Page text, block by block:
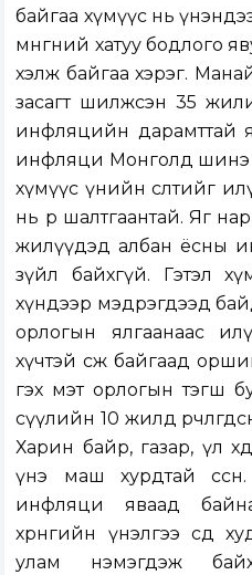
байгаа хүмүүс нь
мөнгөний хатуу бодлого
хэлж байгаа хэрэг.
засагт шилжсэн 35
инфляцийн дарамттай
инфляци Монголд шинэ
хүмүүс үнийн өсөлтийг
нь өөр шалтгаантай. Яг
жилүүдэд албан ёсны
зүйл байхгүй. Гэтэл
хүндээр мэдрэгдээд
орлогын ялгаанаас
хүчтэй өсөж байгаад
гэх мэт орлогын тэгш
сүүлийн 10 жилд
Харин байр, газар, үл
үнэ маш хурдтай өссөн.
инфляци яваад байна.
хөрөнгийн үнэлгээ
улам нэмэгдэж